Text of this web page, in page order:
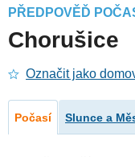
PŘEDPOVĚĎ
Chorušice
Označit jako
Počasí Slunce a